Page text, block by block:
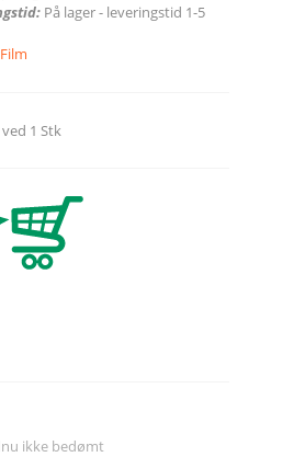
På lager - leveringstid 1-5
1 Stk
ikke bedømt